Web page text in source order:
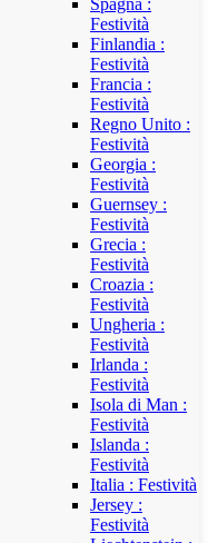
Spagna :
Festività
Finlandia :
Festività
Francia :
Festività
Regno Unito :
Festività
Georgia :
Festività
Guernsey :
Festività
Grecia :
Festività
Croazia :
Festività
Ungheria :
Festività
Irlanda :
Festività
Isola di Man :
Festività
Islanda :
Festività
Italia : Festività
Jersey :
Festività